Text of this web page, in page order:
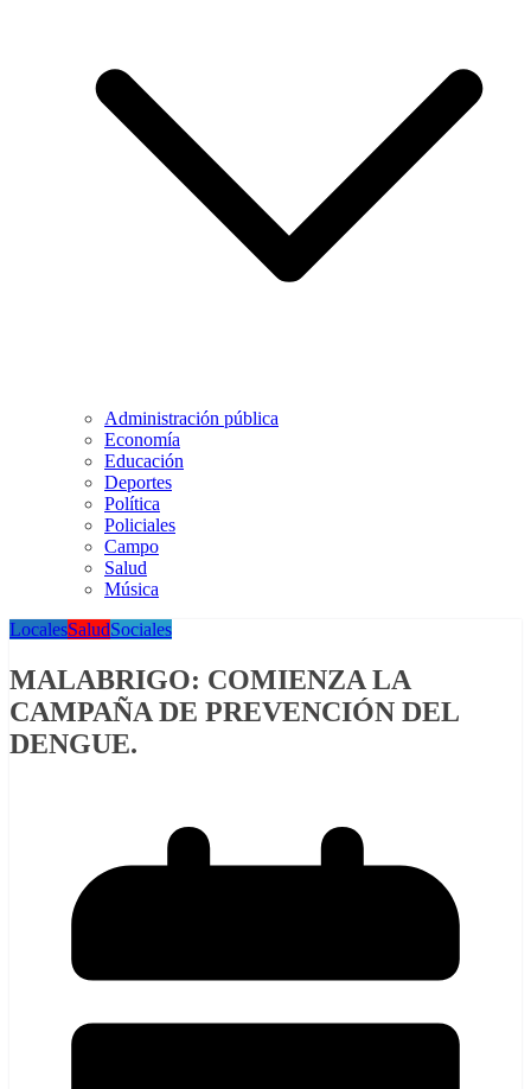
Administración pública
Economía
Educación
Deportes
Política
Policiales
Campo
Salud
Música
LocalesSaludSociales
MALABRIGO: COMIENZA LA
CAMPAÑA DE PREVENCIÓN DEL
DENGUE.